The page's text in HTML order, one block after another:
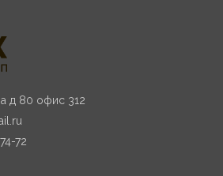
д 80 офис 312
72